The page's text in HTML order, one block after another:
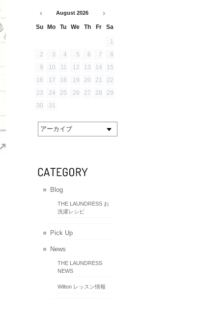
August 2026
Su Mo Tu We Th Fr Sa
1
2
3 4 5 6 7
8
9
10 11 12 13 14
15
16
17 18 19 20 21
22
23
24 25 26 27 28
29
30
31
アーカイブ
Blog
THE LAUNDRESS お
洗濯レシピ
Pick Up
News
THE LAUNDRESS
NEWS
Wilton レッスン情報